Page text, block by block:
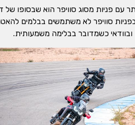
עם פניות מסוג סוויפר הוא שבסופו
בפניות סוויפר לא משתמשים בבלמים
ובוודאי כשמדובר בבלימה משמעותית.